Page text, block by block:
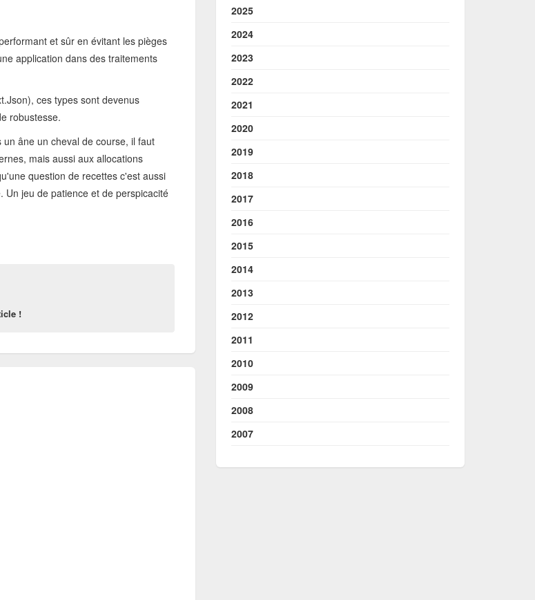
et sûr en évitant les pièges
application dans des traitements
ces types sont devenus
robustesse.
âne un cheval de course, il faut
mais aussi aux allocations
question de recettes c'est aussi
jeu de patience et de perspicacité
!
2025
2024
2023
2022
2021
2020
2019
2018
2017
2016
2015
2014
2013
2012
2011
2010
2009
2008
2007